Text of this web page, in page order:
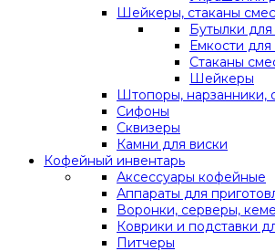
Шейкеры, стаканы
Бутылки
Емкости для
Стаканы
Шейкеры
Штопоры, нарзанники,
Сифоны
Сквизеры
Камни для виски
Кофейный инвентарь
Аксессуары кофейные
Аппараты для
Воронки, серверы,
Коврики и подставки
Питчеры